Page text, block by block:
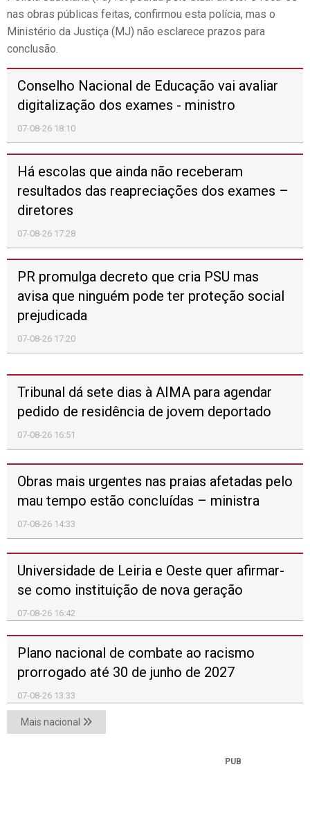
diretores
07-08-26 17:28
PR promulga decreto que cria PSU mas
avisa que ninguém pode ter proteção social
prejudicada
Tribunal dá sete dias à AIMA para agendar
pedido de residência de jovem deportado
07-08-26 16:51
Obras mais urgentes nas praias afetadas pelo
mau tempo estão concluídas – ministra
07-08-26 14:33
Universidade de Leiria e Oeste quer afirmar-
se como instituição de nova geração
07-08-26 16:42
Plano nacional de combate ao racismo
prorrogado até 30 de junho de 2027
07-08-26 13:33
Mais nacional